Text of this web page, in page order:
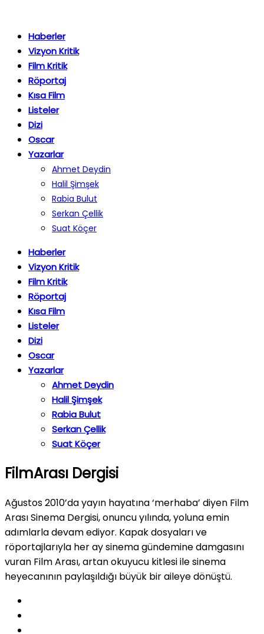
Haberler
Vizyon Kritik
Film Kritik
Röportaj
Kısa Film
Listeler
Dizi
Oscar
Yazarlar
Ahmet Deydin
Halil Şimşek
Rabia Bulut
Serkan Çellik
Suat Köçer
Haberler
Vizyon Kritik
Film Kritik
Röportaj
Kısa Film
Listeler
Dizi
Oscar
Yazarlar
Ahmet Deydin
Halil Şimşek
Rabia Bulut
Serkan Çellik
Suat Köçer
FilmArası Dergisi
Ağustos 2010’da yayın hayatına ‘merhaba’ diyen Film
Arası Sinema Dergisi, onuncu yılında, yoluna emin
adımlarla devam ediyor. Kapak dosyaları ve
röportajlarıyla her ay sinema gündemine damgasını
vuran Film Arası, artan okuyucu kitlesi ile sinema
heyecanının paylaşıldığı büyük bir aileye dönüştü.